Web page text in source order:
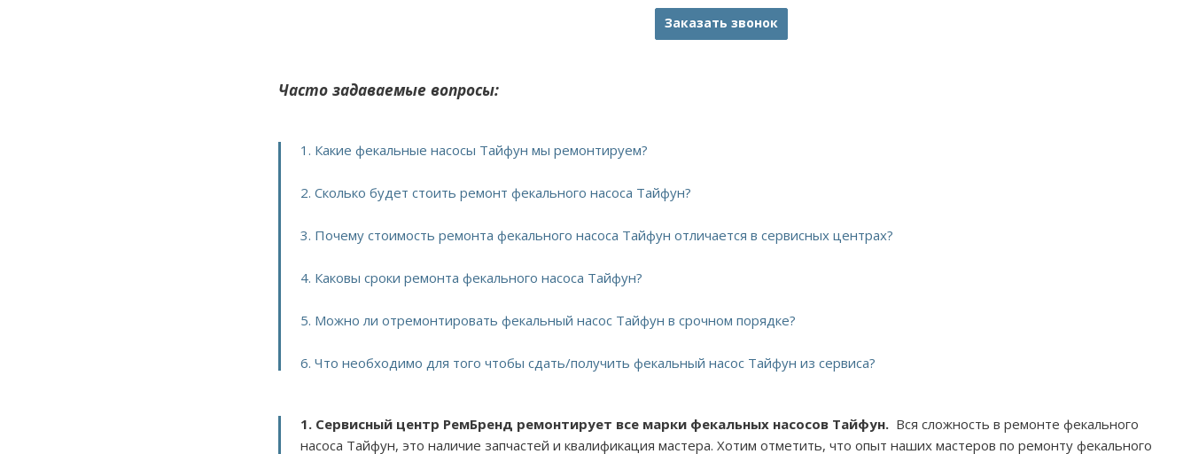
Заказать звонок
Часто задаваемые вопросы:
1. Какие фекальные насосы Тайфун мы ремонтируем?
2. Сколько будет стоить ремонт фекального насоса Тайфун?
3. Почему стоимость ремонта фекального насоса Тайфун отличается в сервисных центрах?
4. Каковы сроки ремонта фекального насоса Тайфун?
5. Можно ли отремонтировать фекальный насос Тайфун в срочном порядке?
6. Что необходимо для того чтобы сдать/получить фекальный насос Тайфун из сервиса?
1. Сервисный центр РемБренд ремонтирует все марки фекальных насосов Тайфун. Вся сложность в ремонте фекального
насоса Тайфун, это наличие запчастей и квалификация мастера. Хотим отметить, что опыт наших мастеров по ремонту фекального